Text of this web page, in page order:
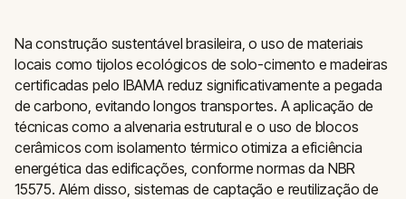
Na construção sustentável brasileira, o uso de materiais
locais como tijolos ecológicos de solo-cimento e madeiras
certificadas pelo IBAMA reduz significativamente a pegada
de carbono, evitando longos transportes. A aplicação de
técnicas como a alvenaria estrutural e o uso de blocos
cerâmicos com isolamento térmico otimiza a eficiência
energética das edificações, conforme normas da NBR
15575. Além disso, sistemas de captação e reutilização de